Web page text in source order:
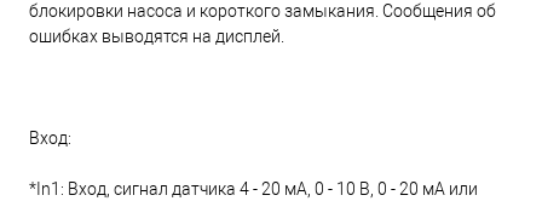
блокировки насоса и короткого замыкания. Сообщения об
ошибках выводятся на дисплей.
Вход:
*In1: Вход, сигнал датчика 4 - 20 мА, 0 - 10 В, 0 - 20 мА или